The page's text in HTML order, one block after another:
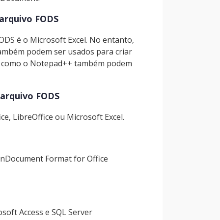
FODS
é o Microsoft Excel. No entanto,
podem ser usados para criar
o Notepad++ também podem
FODS
LibreOffice ou Microsoft Excel.
Format for Office
Access e SQL Server